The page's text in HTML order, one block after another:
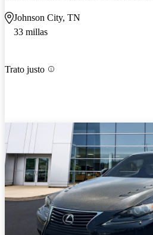
Johnson City, TN
33 millas
Trato justo